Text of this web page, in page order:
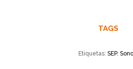
TAGS
Etiquetas: SEP,